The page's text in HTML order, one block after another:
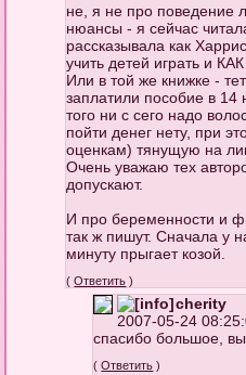
не, я не про поведение
нюансы - я сейчас
рассказывала как
учить детей играть и
Или в той же книжке -
заплатили пособие в 14
того ни с сего надо
пойти денег нету, при
оценкам) тянущую на
Очень уважаю тех
допускают.
И про беременности и
так ж пишут. Сначала у
минуту прыгает козой.
(Ответить )
cherity
2007-05-24
спасибо большое,
(Ответить )